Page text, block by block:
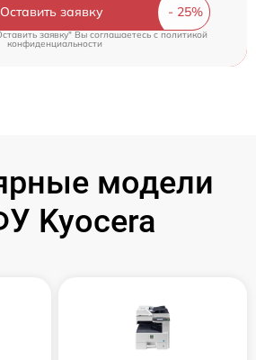
Оставить заявку
заявку" Вы соглашаетесь c политикой
конфиденциальности
модели
Kyocera